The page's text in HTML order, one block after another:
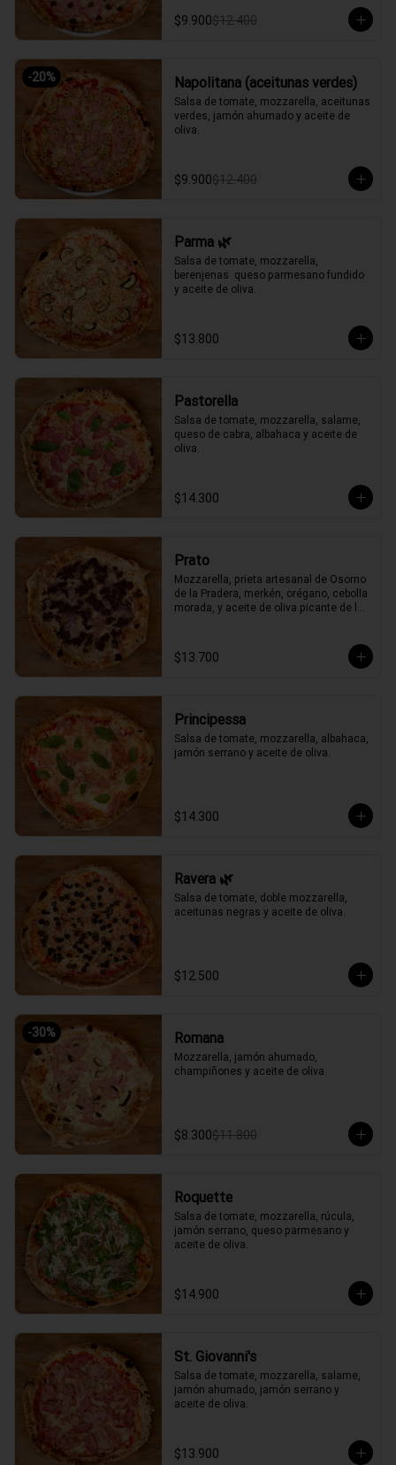
$9.900$12.400
-20% Napolitana (aceitunas verdes)
Salsa de tomate, mozzarella, aceitunas
verdes, jamón ahumado y aceite de
oliva.
$9.900$12.400
Parma 🌿
Salsa de tomate, mozzarella,
berenjenas  queso parmesano fundido
y aceite de oliva.
$13.800
Pastorella
Salsa de tomate, mozzarella, salame,
queso de cabra, albahaca y aceite de
oliva.
$14.300
Prato
Mozzarella, prieta artesanal de Osorno
de la Pradera, merkén, orégano, cebolla
morada, y aceite de oliva picante de la
$13.700
Principessa
Salsa de tomate, mozzarella, albahaca,
jamón serrano y aceite de oliva.
$14.300
Ravera 🌿
Salsa de tomate, doble mozzarella,
aceitunas negras y aceite de oliva.
$12.500
-30% Romana
Mozzarella, jamón ahumado,
champiñones y aceite de oliva.
$8.300$11.800
Roquette
Salsa de tomate, mozzarella, rúcula,
jamón serrano, queso parmesano y
aceite de oliva.
$14.900
St. Giovanni's
Salsa de tomate, mozzarella, salame,
jamón ahumado, jamón serrano y
aceite de oliva.
$13.900